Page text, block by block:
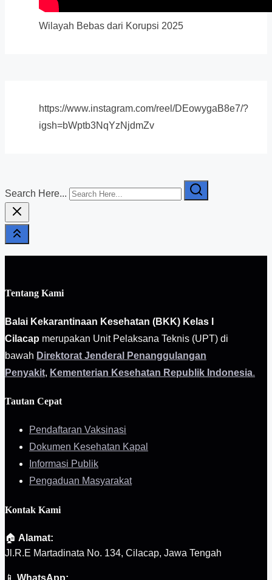
Wilayah Bebas dari Korupsi 2025
https://www.instagram.com/reel/DEowygaB8e7/?
igsh=bWptb3NqYzNjdmZv
Search Here...
Tentang Kami
Balai Kekarantinaan Kesehatan (BKK) Kelas I
Cilacap merupakan Unit Pelaksana Teknis (UPT) di
bawah Direktorat Jenderal Penanggulangan
Penyakit, Kementerian Kesehatan Republik Indonesia.
Tautan Cepat
Pendaftaran Vaksinasi
Dokumen Kesehatan Kapal
Informasi Publik
Pengaduan Masyarakat
Kontak Kami
🏠 Alamat:
Jl.R.E Martadinata No. 134, Cilacap, Jawa Tengah
📱 WhatsApp: